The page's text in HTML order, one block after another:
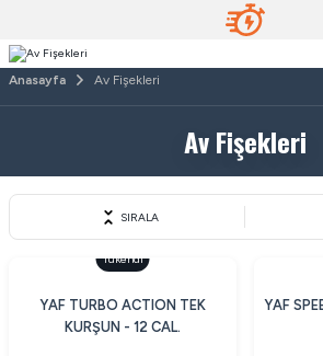
Anasayfa Av Fişekleri
Av Fişekleri
SIRALA
Tükendi
YAF TURBO ACTION TEK
KURŞUN - 12 CAL.
YAF